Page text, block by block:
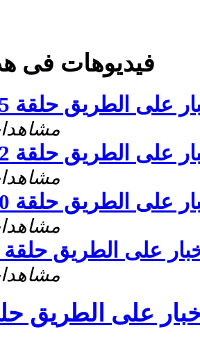
فيديوهات فى
على الطريق حلقة 15 فبراير
29124
على الطريق حلقة 12 فبراير
29692
على الطريق حلقة 10 فبراير
29711
على الطريق حلقة 8 فبراير
29179
على الطريق حلقة 20